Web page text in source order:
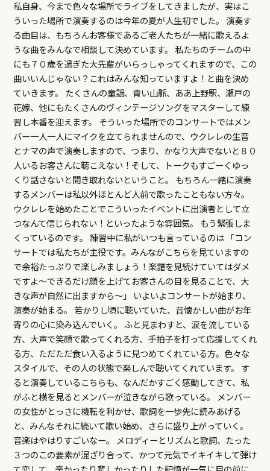
私自身、今まで色々な場所でライブをしてきましたが、実はこ
ういった場所で演奏するのは今年の夏が人生初でした。 演奏す
る曲目は、もちろんお客様であるご老人たちが一緒に歌えるよ
うな曲をみんなで相談して決めています。 私たちのチームの中
にも７０歳を過ぎた大先輩がいらっしゃってくれますので、この
曲いいんじゃない？これはみんな知っていますよ！と曲を決め
ていきます。 たくさんの童謡、青い山脈、ああ上野駅、瀬戸の
花嫁、他にもたくさんのヴィンテージソングをマスターして練
習し本番を迎えます。 そういった場所でのコンサートではメン
バー一人一人にマイクを立てられませんので、ウクレレの生音
とナマの声で演奏しますので、つまり、かなり大声でないと８０
人いるお客さんに聴こえない！そして、トークもすごーくゆっ
くり話さないと聞き取れないということ。 もちろん一緒に演奏
するメンバーは私以外ほとんど人前で歌ったこともない方々。
ウクレレを始めたことでこういったイベントに出演者として立
つなんて信じられない！といったような雰囲気。 もう緊張しま
くっているのです。 練習中に私がいつも言っているのは 「コン
サートでは私たちが主役です。みんながこちらを見ていますの
で余裕たっぷりで楽しみましょう！楽譜を見続けていてはダメ
ですよ～できるだけ顔を上げてお客さんの目を見ることで、大
きな声が自然に出ますから～」 いよいよコンサートが始まり、
演奏が始まる。 若かりし頃に聴いていた、昔懐かしい曲がお年
寄りの心に染み込んでいく。 ふと見まわすと、涙を流している
方、大声で笑顔で歌ってくれる方、手拍子を打って応援してくれ
る方、ただただ食い入るように見つめてくれている方。色々な
スタイルで、その人の状態で楽しんで聴いてくれています。 す
ると演奏しているこちらも、なんだかすごく感動してきて、私
がふと横を見るとメンバーが泣きながら歌っている。 メンバー
の女性がとっさに機転を利かせ、歌詞を一歩先に読みあげる
と、みんなそれに続いて歌い始め、さらに盛り上がっていく。
音楽はやはりすごいなー。 メロディーとリズムと歌詞、たった
３つのこの要素が混ざり合って、かつて元気でイキイキして弾け